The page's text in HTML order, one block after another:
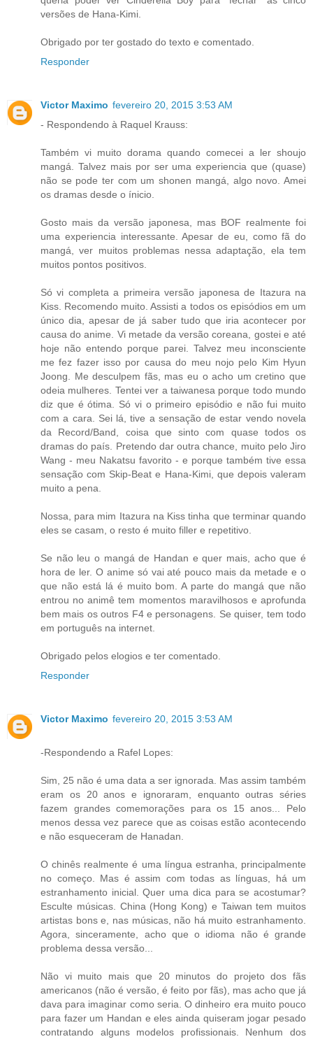
versões de Hana-Kimi.
Obrigado por ter gostado do texto e comentado.
Responder
Victor Maximo fevereiro 20, 2015 3:53 AM
- Respondendo à Raquel Krauss:
Também vi muito dorama quando comecei a ler shoujo
mangá. Talvez mais por ser uma experiencia que (quase)
não se pode ter com um shonen mangá, algo novo. Amei
os dramas desde o ínicio.
Gosto mais da versão japonesa, mas BOF realmente foi
uma experiencia interessante. Apesar de eu, como fã do
mangá, ver muitos problemas nessa adaptação, ela tem
muitos pontos positivos.
Só vi completa a primeira versão japonesa de Itazura na
Kiss. Recomendo muito. Assisti a todos os episódios em um
único dia, apesar de já saber tudo que iria acontecer por
causa do anime. Vi metade da versão coreana, gostei e até
hoje não entendo porque parei. Talvez meu inconsciente
me fez fazer isso por causa do meu nojo pelo Kim Hyun
Joong. Me desculpem fãs, mas eu o acho um cretino que
odeia mulheres. Tentei ver a taiwanesa porque todo mundo
diz que é ótima. Só vi o primeiro episódio e não fui muito
com a cara. Sei lá, tive a sensação de estar vendo novela
da Record/Band, coisa que sinto com quase todos os
dramas do país. Pretendo dar outra chance, muito pelo Jiro
Wang - meu Nakatsu favorito - e porque também tive essa
sensação com Skip-Beat e Hana-Kimi, que depois valeram
muito a pena.
Nossa, para mim Itazura na Kiss tinha que terminar quando
eles se casam, o resto é muito filler e repetitivo.
Se não leu o mangá de Handan e quer mais, acho que é
hora de ler. O anime só vai até pouco mais da metade e o
que não está lá é muito bom. A parte do mangá que não
entrou no animê tem momentos maravilhosos e aprofunda
bem mais os outros F4 e personagens. Se quiser, tem todo
em português na internet.
Obrigado pelos elogios e ter comentado.
Responder
Victor Maximo fevereiro 20, 2015 3:53 AM
-Respondendo a Rafel Lopes:
Sim, 25 não é uma data a ser ignorada. Mas assim também
eram os 20 anos e ignoraram, enquanto outras séries
fazem grandes comemorações para os 15 anos... Pelo
menos dessa vez parece que as coisas estão acontecendo
e não esqueceram de Hanadan.
O chinês realmente é uma língua estranha, principalmente
no começo. Mas é assim com todas as línguas, há um
estranhamento inicial. Quer uma dica para se acostumar?
Esculte músicas. China (Hong Kong) e Taiwan tem muitos
artistas bons e, nas músicas, não há muito estranhamento.
Agora, sinceramente, acho que o idioma não é grande
problema dessa versão...
Não vi muito mais que 20 minutos do projeto dos fãs
americanos (não é versão, é feito por fãs), mas acho que já
dava para imaginar como seria. O dinheiro era muito pouco
para fazer um Handan e eles ainda quiseram jogar pesado
contratando alguns modelos profissionais. Nenhum dos